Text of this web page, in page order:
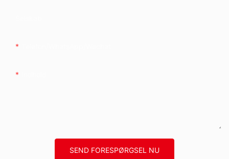
SEND FORESPØRGSEL NU